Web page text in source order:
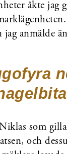
åkte jag
anmälde
som
och